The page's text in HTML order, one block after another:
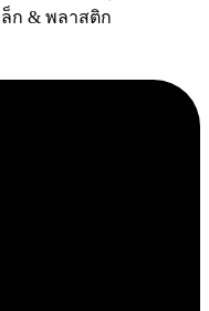
ก & พลาสติก